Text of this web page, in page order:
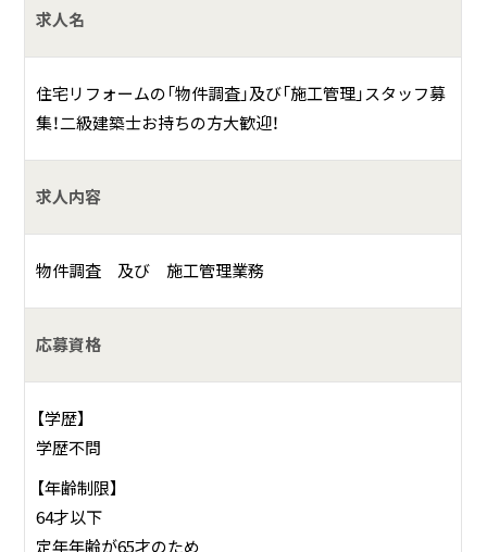
事
具体的には？
［木更津店］千葉県木更津市ほたる野1-29-7 エレガンスヴィ
ラ1階
TEL.0438-53-8823
TEL.0436-42-3622
［住まいのリノベ館］千葉県木更津市金田東6-24-1
求人名
住宅リフォームの「物件調査」及び「施工管理」スタッフ募
集！二級建築士お持ちの方大歓迎！
求人内容
物件調査 及び 施工管理業務
応募資格
【学歴】
学歴不問
【年齢制限】
64才以下
定年年齢が65才のため